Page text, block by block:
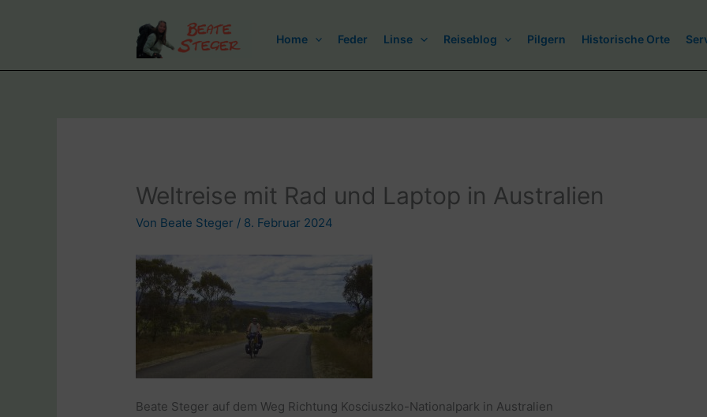
Home Feder Linse Reiseblog Pilgern Historische Orte
Weltreise mit Rad und Laptop in Australien
Von Beate Steger / 8. Februar 2024
Beate Steger auf dem Weg Richtung Kosciuszko-Nationalpark in Australien